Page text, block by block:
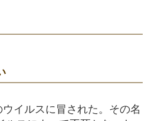
イルスに冒された。その名